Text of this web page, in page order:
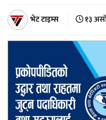
भेट टाइम्स १३